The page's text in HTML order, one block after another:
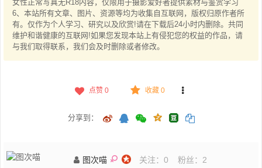
女性正常写真无R18内容，仅限用于摄影爱好者提供素材与鉴赏学习
6、本站所有文章、图片、资源等均为收集自互联网，版权归原作者所
有。仅作为个人学习、研究以及欣赏!请在下载后24小时内删除。共同
维护和谐健康的互联网!如果您发现本站上有侵犯您的权益的作品，请
与我们取得联系，我们会及时删除或者修改。
点赞 0 收藏 0
分享到：
图次喵 关注： 0 粉丝： 2